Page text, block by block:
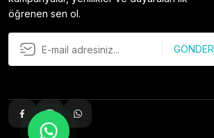
öğrenen sen ol.
GÖNDER